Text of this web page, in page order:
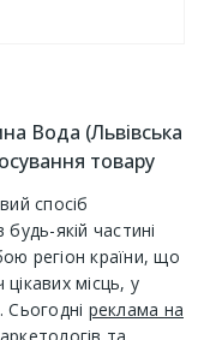
Вода (Львівська
товару
спосіб
якій частині
регіон країни, що
місць, у
Сьогодні реклама на